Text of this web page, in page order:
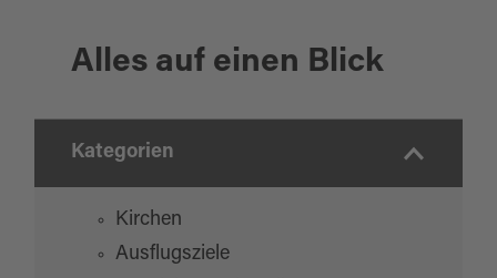
Alles auf einen Blick
Kategorien
Kirchen
Ausflugsziele